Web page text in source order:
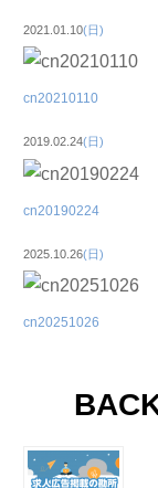
2021.01.10(日)
cn20210110
2019.02.24(日)
cn20190224
2025.10.26(日)
cn20251026